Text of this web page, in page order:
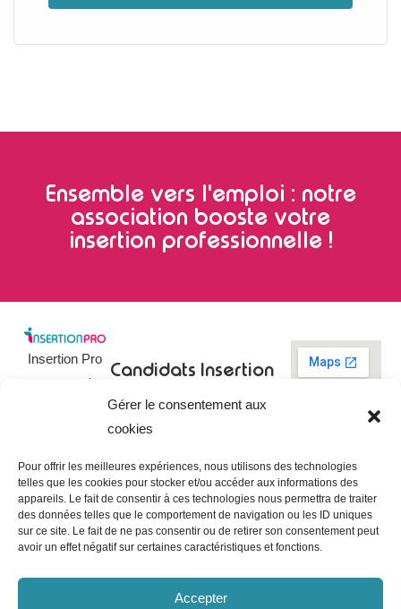
Gérer le consentement aux
cookies
Pour offrir les meilleures expériences, nous utilisons des technologies
telles que les cookies pour stocker et/ou accéder aux informations des
appareils. Le fait de consentir à ces technologies nous permettra de traiter
des données telles que le comportement de navigation ou les ID uniques
sur ce site. Le fait de ne pas consentir ou de retirer son consentement peut
avoir un effet négatif sur certaines caractéristiques et fonctions.
Accepter
Ensemble vers l'emploi : notre
association booste votre
insertion professionnelle !
Insertion Pro
est une action
pour
l’Insertion
Professionnelle ,
dédiée à
l’insertion et
Candidats
emploi
Tableau de
bord du
candidat
Entreprises
Poster une
Insertion
09 73 03 78
Contact
CGU
Mentions
légales
confidentialité